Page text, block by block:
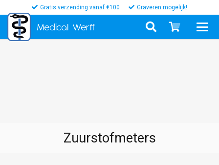
Gratis verzending vanaf €100 Graveren mogelijk!
Medical Werff
Zuurstofmeters